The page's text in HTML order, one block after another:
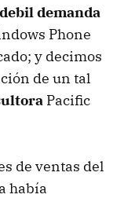
demanda
Phone
y decimos
de un tal
Pacific
de ventas del
había